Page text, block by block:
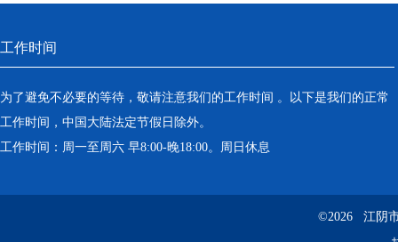
工作时间
为了避免不必要的等待，敬请注意我们的工作时间 。以下是我们的正常
工作时间，中国大陆法定节假日除外。
工作时间：周一至周六 早8:00-晚18:00。周日休息
©2026 江阴